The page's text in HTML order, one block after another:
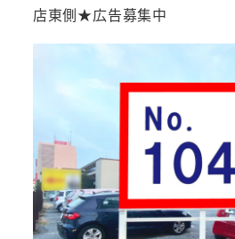
店東側★広告募集中